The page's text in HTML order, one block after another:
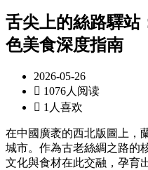
舌尖上的絲路驛站
色美食深度指南
2026-05-26
 1076人阅读
 1人喜欢
在中國廣袤的西北版圖上，
城市。作為古老絲綢之路的
文化與食材在此交融，孕育